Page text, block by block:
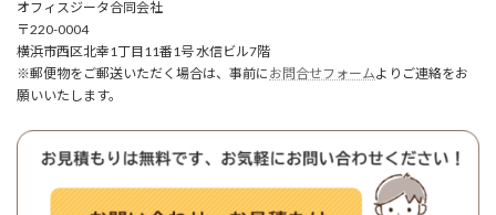
オフィスジータ合同会社
〒220-0004
横浜市西区北幸1丁目11番1号 水信ビル7階
※郵便物をご郵送いただく場合は、事前に お問合せフォームよりご連絡をお
願いいたします。